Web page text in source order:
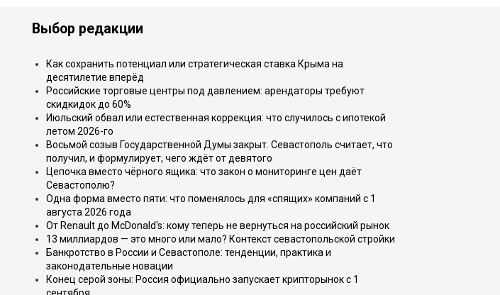
Выбор редакции
Как сохранить потенциал или стратегическая ставка Крыма на
десятилетие вперёд
Российские торговые центры под давлением: арендаторы требуют
скидкидок до 60%
Июльский обвал или естественная коррекция: что случилось с ипотекой
летом 2026-го
Восьмой созыв Государственной Думы закрыт. Севастополь считает, что
получил, и формулирует, чего ждёт от девятого
Цепочка вместо чёрного ящика: что закон о мониторинге цен даёт
Севастополю?
Одна форма вместо пяти: что поменялось для «спящих» компаний с 1
августа 2026 года
От Renault до McDonald's: кому теперь не вернуться на российский рынок
13 миллиардов — это много или мало? Контекст севастопольской стройки
Банкротство в России и Севастополе: тенденции, практика и
законодательные новации
Конец серой зоны: Россия официально запускает крипторынок с 1